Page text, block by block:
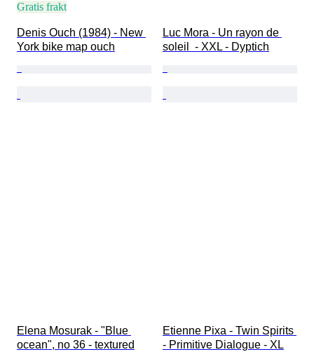
Gratis frakt
Denis Ouch (1984) - New
York bike map ouch
Luc Mora - Un rayon de
soleil  - XXL - Dyptich
Elena Mosurak - "Blue
ocean", no 36 - textured
Etienne Pixa - Twin Spirits
- Primitive Dialogue - XL